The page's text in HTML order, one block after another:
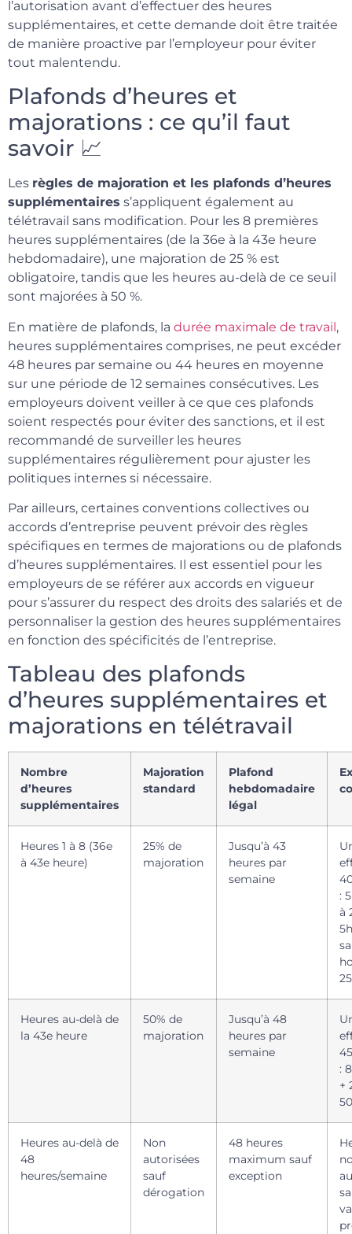
l’autorisation avant d’effectuer des heures
supplémentaires, et cette demande doit être traitée
de manière proactive par l’employeur pour éviter
tout malentendu.
Plafonds d’heures et
majorations : ce qu’il faut
savoir 📈
Les règles de majoration et les plafonds d’heures
supplémentaires s’appliquent également au
télétravail sans modification. Pour les 8 premières
heures supplémentaires (de la 36e à la 43e heure
hebdomadaire), une majoration de 25 % est
obligatoire, tandis que les heures au-delà de ce seuil
sont majorées à 50 %.
En matière de plafonds, la durée maximale de travail,
heures supplémentaires comprises, ne peut excéder
48 heures par semaine ou 44 heures en moyenne
sur une période de 12 semaines consécutives. Les
employeurs doivent veiller à ce que ces plafonds
soient respectés pour éviter des sanctions, et il est
recommandé de surveiller les heures
supplémentaires régulièrement pour ajuster les
politiques internes si nécessaire.
Par ailleurs, certaines conventions collectives ou
accords d’entreprise peuvent prévoir des règles
spécifiques en termes de majorations ou de plafonds
d’heures supplémentaires. Il est essentiel pour les
employeurs de se référer aux accords en vigueur
pour s’assurer du respect des droits des salariés et de
personnaliser la gestion des heures supplémentaires
en fonction des spécificités de l’entreprise.
Tableau des plafonds
d’heures supplémentaires et
majorations en télétravail
Nombre
d’heures
supplémentaires
Majoration
standard
Plafond
hebdomadaire
légal
Heures 1 à 8 (36e
à 43e heure)
25% de
majoration
Jusqu’à 43
heures par
semaine
:
à
Heures au-delà de
la 43e heure
50% de
majoration
Jusqu’à 48
heures par
semaine
:
+
Heures au-delà de
48
heures/semaine
Non
autorisées
sauf
dérogation
48 heures
maximum sauf
exception